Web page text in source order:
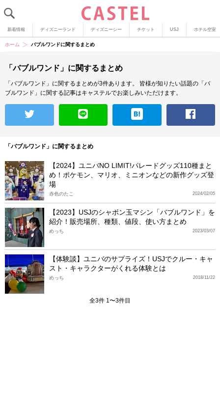
新着情報 ディズニーランド ディズニーシー チケット USJ ホテル空室
ホーム バブルワンドに関するまとめ
「バブルワンド」に関するまとめ
「バブルワンド」に関するまとめが3件あります。
皆様が知りたい話題の「バ
ブルワンド」に関する記事はキャステルでお楽しみいただけます。
「バブルワンド」に関するまとめ
【2024】ユニバNO LIMIT!パレードグッズ110種まと
め！ポケモン、マリオ、ミニオンなどの新作グッズ登
場
2024/02/05
赤色のたこ
【2023】USJのシャボン玉マシン「バブルワンド」を
紹介！販売場所、種類、値段、使い方まとめ
2023/03/07
めっち
【体験談】ユニバのサプライズ！USJでクルー・キャ
スト・キャラクターがくれる体験とは
2018/11/22
めっち
全3件 1〜3件目